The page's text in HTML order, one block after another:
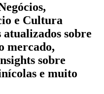
e Cultura
atualizados sobre
mercado,
sobre
e muito